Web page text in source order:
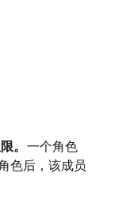
。 一个角色
色后，该成员